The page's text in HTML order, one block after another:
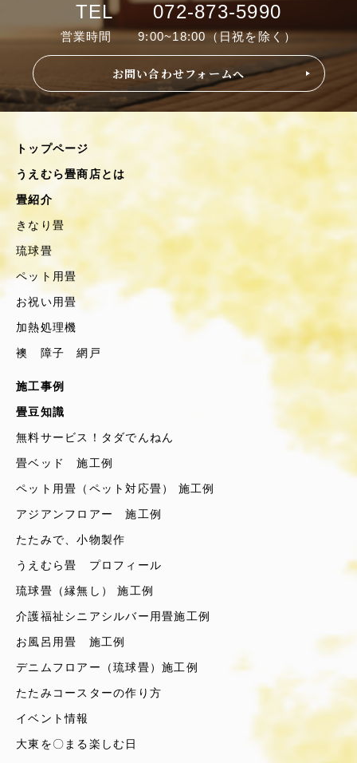
TEL 072-873-5990
営業時間 9:00~18:00（日祝を除く）
お問い合わせフォームへ
トップページ
うえむら畳商店とは
畳紹介
きなり畳
琉球畳
ペット用畳
お祝い用畳
加熱処理機
襖 障子 網戸
施工事例
畳豆知識
無料サービス！タダでんねん
畳ベッド 施工例
ペット用畳（ペット対応畳） 施工例
アジアンフロアー 施工例
たたみで、小物製作
うえむら畳 プロフィール
琉球畳（縁無し） 施工例
介護福祉シニアシルバー用畳施工例
お風呂用畳 施工例
デニムフロアー（琉球畳）施工例
たたみコースターの作り方
イベント情報
大東を〇まる楽しむ日